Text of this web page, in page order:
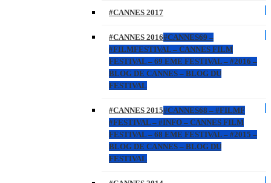
#CANNES 2017
#CANNES 2016#CANNES69 –
#FILMFESTIVAL – CANNES FILM
FESTIVAL – 69 EME FESTIVAL – #2016 –
BLOG DE CANNES – BLOG DU
FESTIVAL
#CANNES 2015#CANNES68 – #FILMF
#FESTIVAL – #INFO – CANNES FILM
FESTIVAL – 68 EME FESTIVAL – #2015 –
BLOG DE CANNES – BLOG DU
FESTIVAL